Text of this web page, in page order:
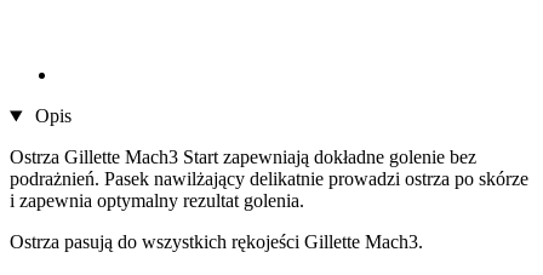
Opis
Ostrza Gillette Mach3 Start zapewniają dokładne golenie bez
podrażnień. Pasek nawilżający delikatnie prowadzi ostrza po skórze
i zapewnia optymalny rezultat golenia.
Ostrza pasują do wszystkich rękojeści Gillette Mach3.